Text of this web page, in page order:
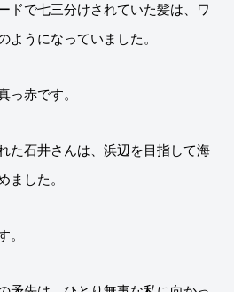
ドで七三分けされていた髪は、ワ
ようになっていました。
っ赤です。
た石井さんは、浜辺を目指して海
ました。
。